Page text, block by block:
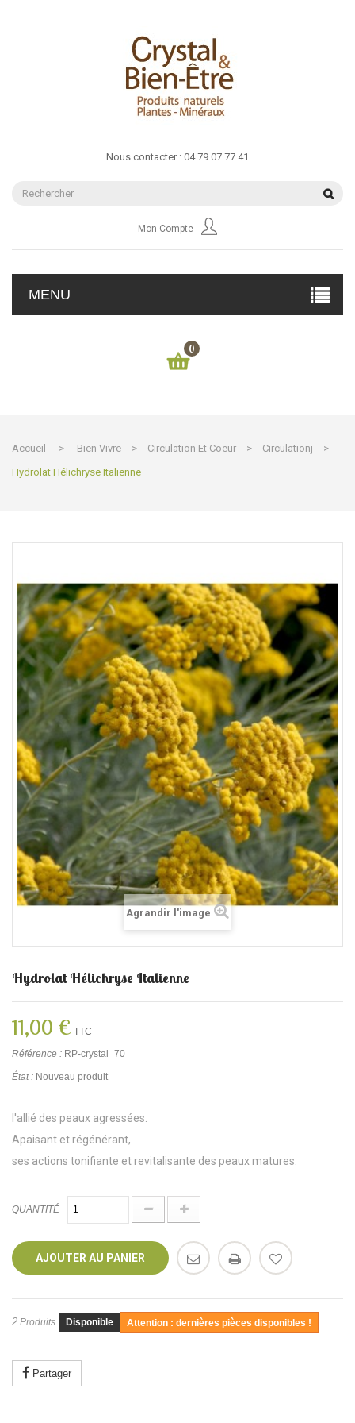
Nous contacter : 04 79 07 77 41
Mon Compte
MENU
0
Accueil > Bien Vivre > Circulation Et Coeur > Circulationj
>
Hydrolat Hélichryse Italienne
Agrandir l'image
Hydrolat Hélichryse Italienne
11,00 € TTC
Référence : RP-crystal_70
État : Nouveau produit
l'allié des peaux agressées.
Apaisant et régénérant,
ses actions tonifiante et revitalisante des peaux matures.
QUANTITÉ
AJOUTER AU PANIER
2 Produits Disponible Attention : dernières pièces disponibles !
Partager